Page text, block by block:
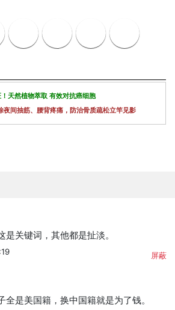
天然植物萃取 有效对抗癌细胞
夜间抽筋、腰背疼痛，防治骨质疏松立竿见影
是关键词，其他都是扯淡。
屏蔽
全是美国籍，换中国籍就是为了钱。